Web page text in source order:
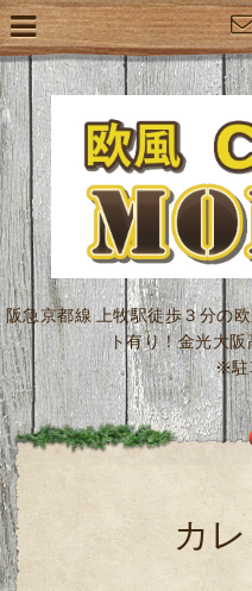
阪急京都線 上牧駅徒歩３分の
ト有り！金光大
※駐
カ